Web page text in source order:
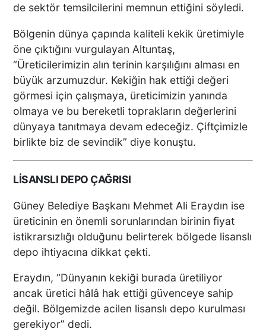
de sektör temsilcilerini memnun ettiğini söyledi.
Bölgenin dünya çapında kaliteli kekik üretimiyle
öne çıktığını vurgulayan Altuntaş,
“Üreticilerimizin alın terinin karşılığını alması en
büyük arzumuzdur. Kekiğin hak ettiği değeri
görmesi için çalışmaya, üreticimizin yanında
olmaya ve bu bereketli toprakların değerlerini
dünyaya tanıtmaya devam edeceğiz. Çiftçimizle
birlikte biz de sevindik” diye konuştu.
LİSANSLI DEPO ÇAĞRISI
Güney Belediye Başkanı Mehmet Ali Eraydın ise
üreticinin en önemli sorunlarından birinin fiyat
istikrarsızlığı olduğunu belirterek bölgede lisanslı
depo ihtiyacına dikkat çekti.
Eraydın, “Dünyanın kekiği burada üretiliyor
ancak üretici hâlâ hak ettiği güvenceye sahip
değil. Bölgemizde acilen lisanslı depo kurulması
gerekiyor” dedi.